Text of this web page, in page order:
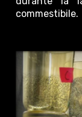
commestibile.